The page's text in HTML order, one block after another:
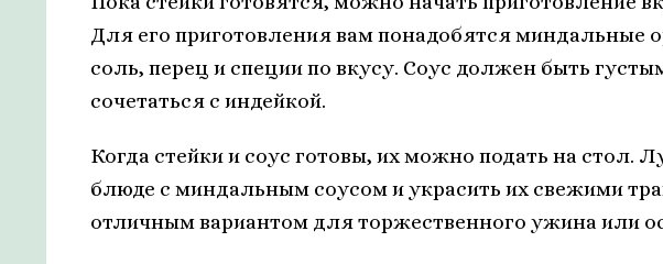
Для его приготовления вам понадобятся миндальные
соль, перец и специи по вкусу. Соус должен быть
сочетаться с индейкой.
Когда стейки и соус готовы, их можно подать на стол.
блюде с миндальным соусом и украсить их свежими
отличным вариантом для торжественного ужина или